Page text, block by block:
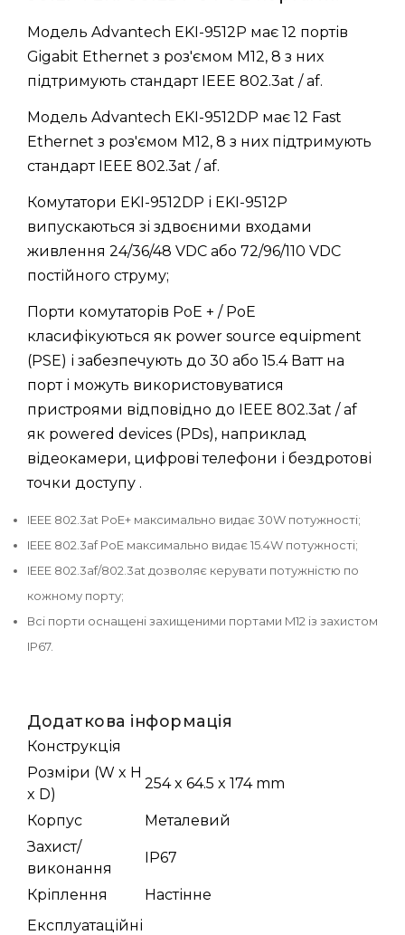
Модель Advantech EKI-9512P має 12 портів
Gigabit Ethernet з роз'ємом M12, 8 з них
підтримують стандарт IEEE 802.3at / af.
Модель Advantech EKI-9512DP має 12 Fast
Ethernet з роз'ємом M12, 8 з них підтримують
стандарт IEEE 802.3at / af.
Комутатори EKI-9512DP і EKI-9512P
випускаються зі здвоєними входами
живлення 24/36/48 VDC або 72/96/110 VDC
постійного струму;
Порти комутаторів PoE + / PoE
класифікуються як power source equipment
(PSE) і забезпечують до 30 або 15.4 Ватт на
порт і можуть використовуватися
пристроями відповідно до IEEE 802.3at / af
як powered devices (PDs), наприклад
відеокамери, цифрові телефони і бездротові
точки доступу .
IEEE 802.3at PoE+ максимально видає 30W потужності;
IEEE 802.3af PoE максимально видає 15.4W потужності;
IEEE 802.3af/802.3at дозволяє керувати потужністю по
кожному порту;
Всі порти оснащені захищеними портами M12 із захистом
IP67.
Додаткова інформація
Конструкція
Розміри (W x H
x D)
254 x 64.5 x 174 mm
Корпус
Металевий
Захист/
виконання
IP67
Кріплення
Настінне
Експлуатаційні